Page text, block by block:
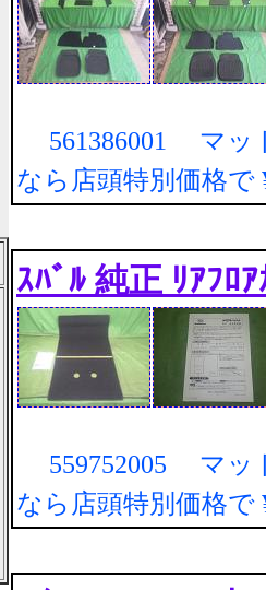
561386001 マッ
なら店頭特別価格で
ｽﾊﾞﾙ 純正 ﾘｱﾌﾛ
559752005 マッ
なら店頭特別価格で